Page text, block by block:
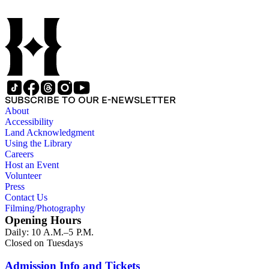
in epistola Iacobi Apostoli Exposicio venerabilis Bede
presbiteri, Iacobus dei et domini nostri ihesu christi servus
duodecim tribubus que sunt in dispersione salutem. Incipit:
Dixit de hoc Iacobo apostolus paulus ... Explicit: Et hoc non
ab inicio temporis alicuius sed ante omne seculum et nunc et
in omnia secula seculorum. Amen. Amen. Amen. Explicit
exposicio venerabilis bede in epistola iude apostoli. Part 2. f.
170: [Quaestio; added in a cursive script]: Incipit: Queritur
utrum virgo maria in concepcione filii sui spiritu sancto in
aliquo cooperata fueret ... Explicit: ipsa sola a deo sicud
mulier viro commixta unde tota substancia christi filii de matre
sua. Part 2. f. 170:[Hugh of St. Victor, De arca Noe morali;
added in a cursive script]: Incipit: Inter amorem huius mundi
et amorem dei hoc distare ... Explicit: bibatur suavissimum
poculum caritatis. [f. 170v blank, except for erased pen trials,
including "Edwardus dei gratia Rex Anglie dux ybernie;
SUBSCRIBE TO OUR E-NEWSLETTER
About
Accessibility
Land Acknowledgment
Using the Library
Careers
Host an Event
Volunteer
Press
Contact Us
Filming/Photography
Opening Hours
Daily: 10 A.M.–5 P.M.
Closed on Tuesdays
Admission Info and Tickets